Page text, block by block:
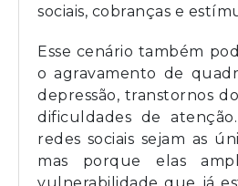
sociais, cobranças e
Esse cenário também
o agravamento de
depressão, transtornos
dificuldades de
redes sociais sejam as
mas porque elas
vulnerabilidade que já